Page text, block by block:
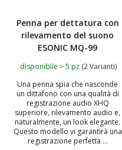
Penna per dettatura con
rilevamento del suono
ESONIC MQ-99
disponibile > 5 pz (2 Varianti)
Una penna spia che nasconde
un dittafono con una qualità di
registrazione audio XHQ
superiore, rilevamento audio e,
naturalmente, un look elegante.
Questo modello vi garantirà una
registrazione perfetta ...